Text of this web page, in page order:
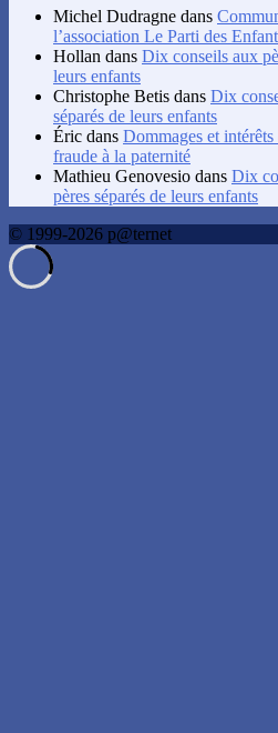
Michel Dudragne dans
l’association Le Parti des
Hollan dans Dix conseils aux
leurs enfants
Christophe Betis dans Dix
séparés de leurs enfants
Éric dans Dommages et intérêts
fraude à la paternité
Mathieu Genovesio dans Dix
pères séparés de leurs enfants
© 1999-2026 p@ternet